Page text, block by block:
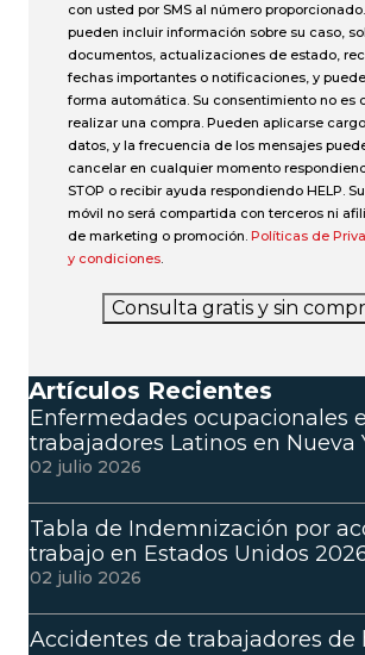
con usted por SMS al número
pueden incluir información sobre su caso,
documentos, actualizaciones de estado,
fechas importantes o notificaciones, y
forma automática. Su consentimiento no es
realizar una compra. Pueden aplicarse
datos, y la frecuencia de los mensajes
cancelar en cualquier momento
STOP o recibir ayuda respondiendo HELP.
móvil no será compartida con terceros ni
de marketing o promoción. Políticas de
y condiciones.
Consulta gratis y sin
Artículos Recientes
Enfermedades ocupacionales
trabajadores Latinos en Nueva
02 julio 2026
Tabla de Indemnización por
trabajo en Estados Unidos
02 julio 2026
Accidentes de trabajadores de